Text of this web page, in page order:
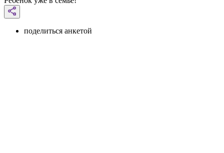
поделиться анкетой